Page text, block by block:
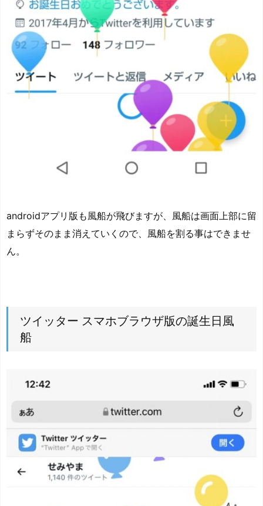
androidアプリ版も風船が飛びますが、風船は画面上部に留
まらずそのまま消えていくので、風船を割る事はできませ
ん。
ツイッター スマホブラウザ版の誕生日風
船